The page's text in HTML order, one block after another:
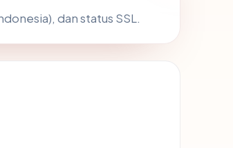
dan status SSL.